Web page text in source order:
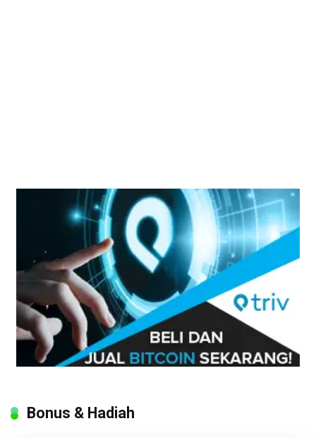
Bonus & Hadiah